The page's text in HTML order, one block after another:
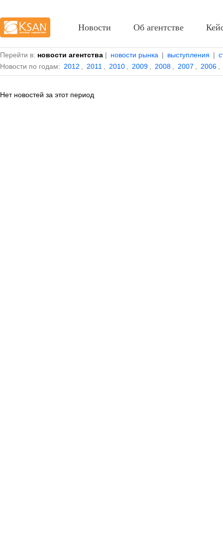
Перейти в: новости агентства | новости рынка | выступления |
Новости по годам: 2012 2011 2010 2009 2008 2007 2006
Нет новостей за этот период
Новости Об агентстве